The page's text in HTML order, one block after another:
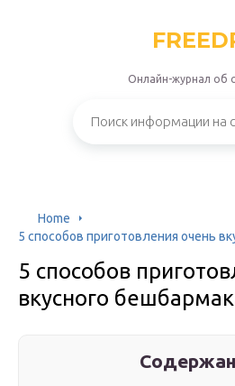
Онлайн-журнал об
Home
5 способов приготовления очень
5 способов
вкусного